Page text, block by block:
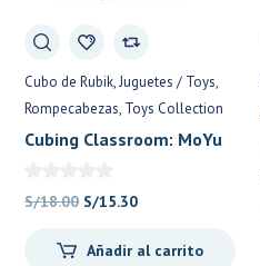
Cubo de Rubik Juguetes / Toys
Rompecabezas Toys Collection
Cubing Classroom: MoYu
Olvidados
S/18.00 El
original
S/15.30El
actual
Añadir al carrito